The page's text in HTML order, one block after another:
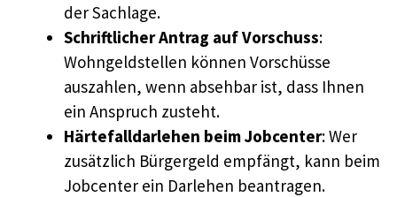
der Sachlage.
Schriftlicher Antrag auf Vorschuss:
Wohngeldstellen können Vorschüsse
auszahlen, wenn absehbar ist, dass Ihnen
ein Anspruch zusteht.
Härtefalldarlehen beim Jobcenter: Wer
zusätzlich Bürgergeld empfängt, kann beim
Jobcenter ein Darlehen beantragen.